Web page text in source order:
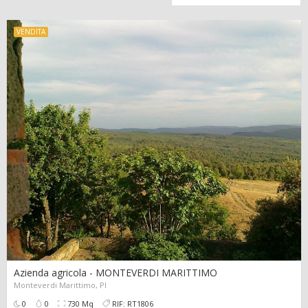
335.000,00 €
VENDITA
Azienda agricola - MONTEVERDI MARITTIMO
Monteverdi Marittimo, PI
0
0 730 Mq RIF: RT1806